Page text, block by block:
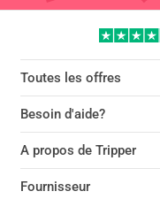
Toutes les offres
Besoin d'aide?
A propos de Tripper
Fournisseur